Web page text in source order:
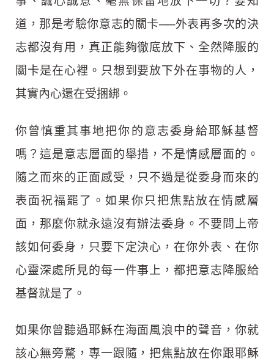
道，那是考驗你意志的關卡──外表再多次的決
志都沒有用，真正能夠徹底放下、全然降服的
關卡是在心裡。只想到要放下外在事物的人，
其實內心還在受捆綁。
你曾慎重其事地把你的意志委身給耶穌基督
嗎？這是意志層面的舉措，不是情感層面的。
隨之而來的正面感受，只不過是從委身而來的
表面祝福罷了。如果你只把焦點放在情感層
面，那麼你就永遠沒有辦法委身。不要問上帝
該如何委身，只要下定決心，在你外表、在你
心靈深處所見的每一件事上，都把意志降服給
基督就是了。
如果你曾聽過耶穌在海面風浪中的聲音，你就
該心無旁騖，專一跟隨，把焦點放在你跟耶穌